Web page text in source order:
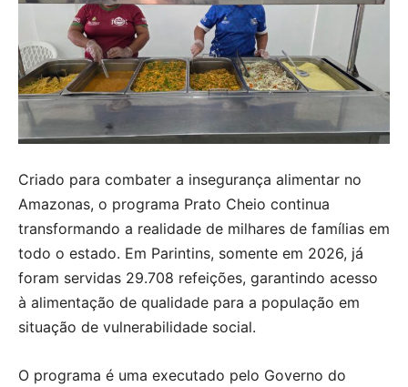
Criado para combater a insegurança alimentar no
Amazonas, o programa Prato Cheio continua
transformando a realidade de milhares de famílias em
todo o estado. Em Parintins, somente em 2026, já
foram servidas 29.708 refeições, garantindo acesso
à alimentação de qualidade para a população em
situação de vulnerabilidade social.
O programa é uma executado pelo Governo do